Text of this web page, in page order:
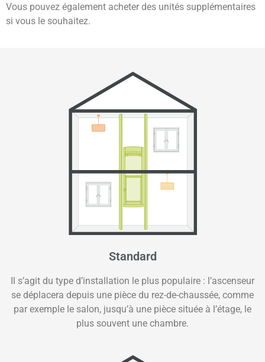
Vous pouvez également acheter des unités supplémentaires
si vous le souhaitez.
Standard
Il s’agit du type d’installation le plus populaire : l’ascenseur
se déplacera depuis une pièce du rez-de-chaussée, comme
par exemple le salon, jusqu’à une pièce située à l’étage, le
plus souvent une chambre.